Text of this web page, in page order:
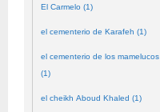
El Carmelo (1)
el cementerio de Karafeh (1)
el cementerio de los mamelucos
(1)
el cheikh Aboud Khaled (1)